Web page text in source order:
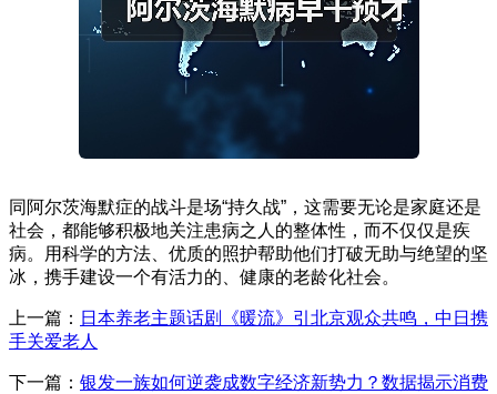
同阿尔茨海默症的战斗是场“持久战”，这需要无论是家庭还是
社会，都能够积极地关注患病之人的整体性，而不仅仅是疾
病。用科学的方法、优质的照护帮助他们打破无助与绝望的坚
冰，携手建设一个有活力的、健康的老龄化社会。
上一篇： 日本养老主题话剧《暖流》引北京观众共鸣，中日携
手关爱老人
下一篇： 银发一族如何逆袭成数字经济新势力？数据揭示消费